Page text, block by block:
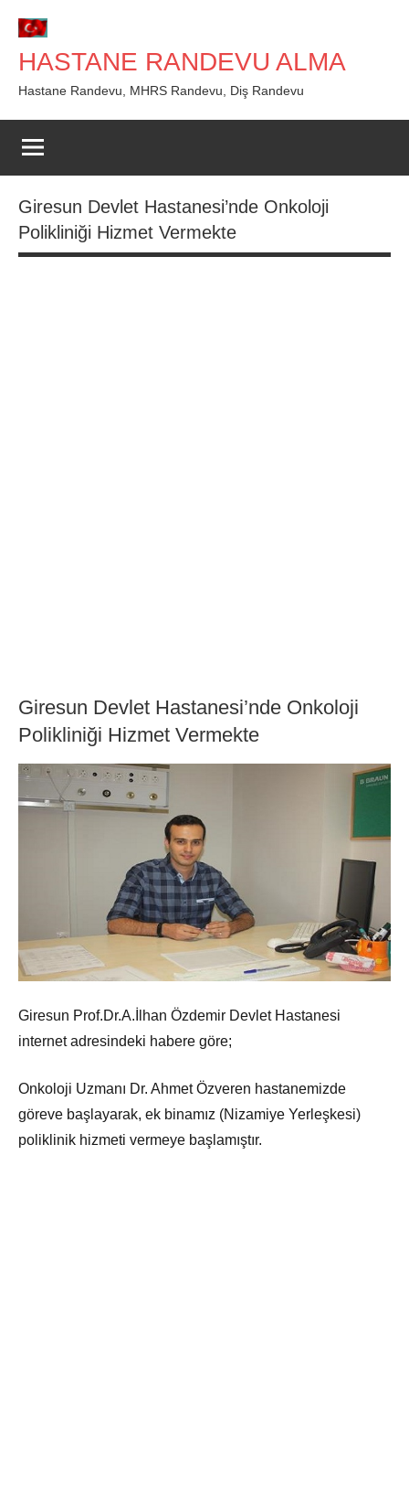
geç
HASTANE RANDEVU ALMA
Hastane Randevu, MHRS Randevu, Diş Randevu
Giresun Devlet Hastanesi’nde Onkoloji
Polikliniği Hizmet Vermekte
Giresun Devlet Hastanesi’nde Onkoloji
Polikliniği Hizmet Vermekte
Giresun Prof.Dr.A.İlhan Özdemir Devlet Hastanesi
internet adresindeki habere göre;
Onkoloji Uzmanı Dr. Ahmet Özveren hastanemizde
göreve başlayarak, ek binamız (Nizamiye Yerleşkesi)
poliklinik hizmeti vermeye başlamıştır.